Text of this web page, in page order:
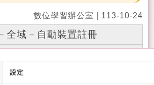
數位學習辦公室 | 113-10-24
全域－自動裝置註冊